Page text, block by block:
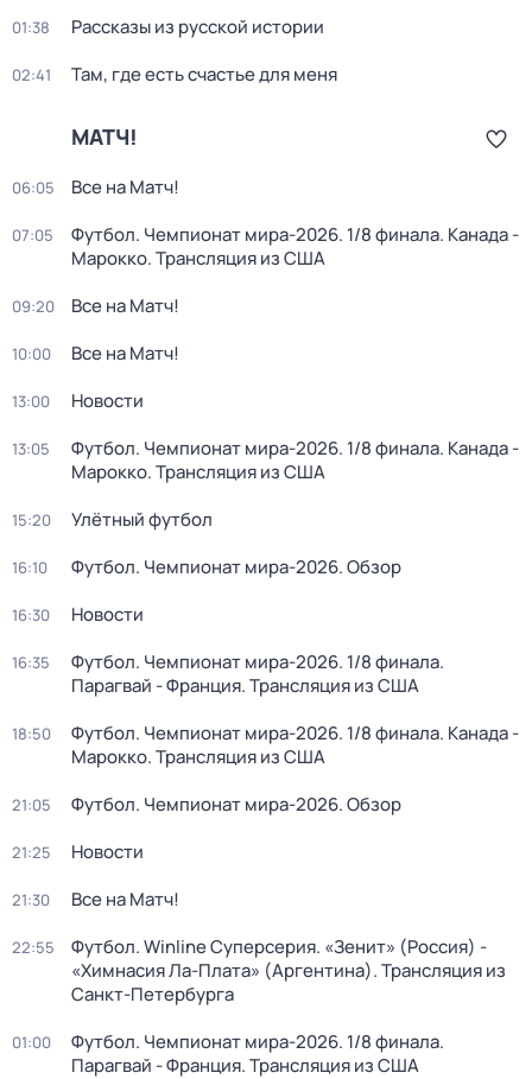
01:38 Рассказы из русской истории
02:41 Там, где есть счастье для меня
МАТЧ!
06:05 Все на Матч!
07:05
Футбол. Чемпионат мира-2026. 1/8 финала. Канада -
Марокко. Трансляция из США
09:20 Все на Матч!
10:00 Все на Матч!
13:00 Новости
13:05
Футбол. Чемпионат мира-2026. 1/8 финала. Канада -
Марокко. Трансляция из США
15:20 Улётный футбол
16:10 Футбол. Чемпионат мира-2026. Обзор
16:30 Новости
16:35
Футбол. Чемпионат мира-2026. 1/8 финала.
Парагвай - Франция. Трансляция из США
18:50
Футбол. Чемпионат мира-2026. 1/8 финала. Канада -
Марокко. Трансляция из США
21:05 Футбол. Чемпионат мира-2026. Обзор
21:25 Новости
21:30 Все на Матч!
22:55
Футбол. Winline Суперсерия. «Зенит» (Россия) -
«Химнасия Ла-Плата» (Аргентина). Трансляция из
Санкт-Петербурга
01:00
Футбол. Чемпионат мира-2026. 1/8 финала.
Парагвай - Франция. Трансляция из США